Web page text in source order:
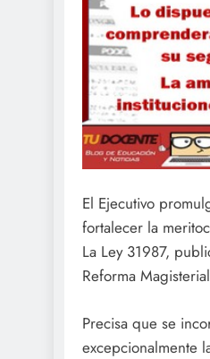
El Ejecutivo
fortalecer la
La Ley 31987,
Reforma
Precisa que se
excepcionalmente